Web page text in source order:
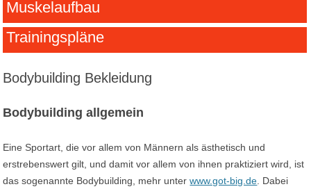
Muskelaufbau
Trainingspläne
Bodybuilding Bekleidung
Bodybuilding allgemein
Eine Sportart, die vor allem von Männern als ästhetisch und
erstrebenswert gilt, und damit vor allem von ihnen praktiziert wird, ist
das sogenannte Bodybuilding, mehr unterwww.got-big.de . Dabei